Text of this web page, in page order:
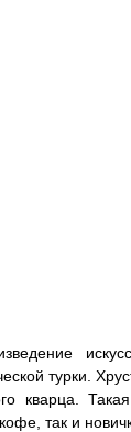
турки.
кварца.
так и